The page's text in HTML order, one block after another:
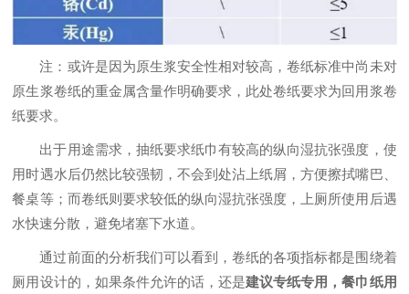
注：或许是因为原生浆安全性相对较高，卷纸标准中尚未对
原生浆卷纸的重金属含量作明确要求，此处卷纸要求为回用浆卷
纸要求。
出于用途需求，抽纸要求纸巾有较高的纵向湿抗张强度，使
用时遇水后仍然比较强韧，不会到处沾上纸屑，方便擦拭嘴巴、
餐桌等；而卷纸则要求较低的纵向湿抗张强度，上厕所使用后遇
水快速分散，避免堵塞下水道。
通过前面的分析我们可以看到，卷纸的各项指标都是围绕着
厕用设计的，如果条件允许的话，还是建议专纸专用，餐巾纸用